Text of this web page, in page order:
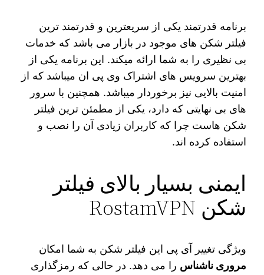
برنامه قدرتمند یکی از سریعترین و قدرتمند ترین
فیلتر شکن های موجود در بازار می باشد که خدمات
بی نظیری را به شما ارائه میکند. این برنامه یکی از
بهترین سرویس های اشتراک وی پی ان میباشد که از
امنیت بالایی نیز برخوردار میباشد. همچنین با سرور
های بی نهایتی که دارد، یکی از مطمئن ترین فیلتر
شکن هاست چرا که کاربران زیادی آن را نصب و
استفاده کرده اند.
ایمنی بسیار بالای فیلتر
شکن RostamVPN
ویژگی تغییر آی پی این فیلتر شکن به شما امکان
مروری ناشناس را می دهد. در حالی که رمزگذاری